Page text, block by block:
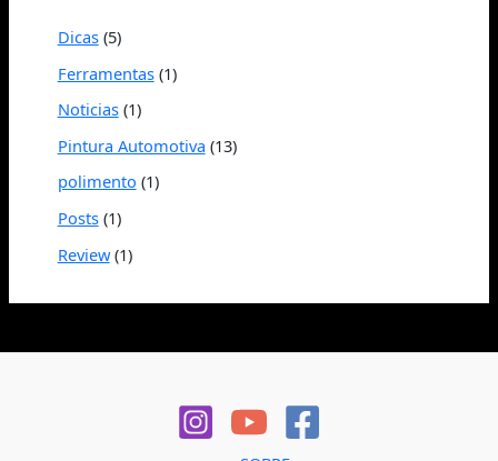
Dicas(5)
Ferramentas(1)
Noticias(1)
Pintura Automotiva (13)
polimento (1)
Posts(1)
Review(1)